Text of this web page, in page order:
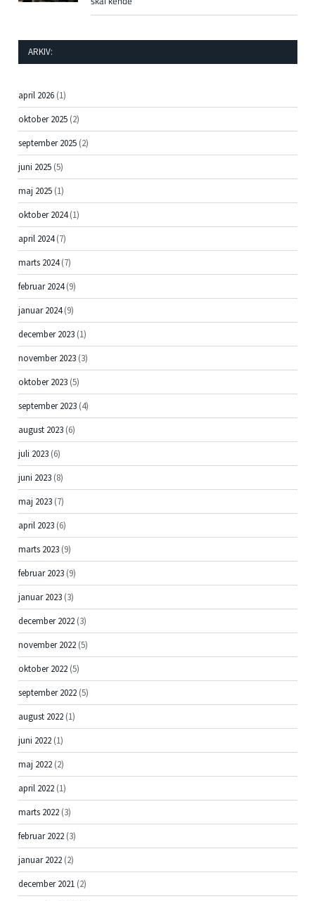
ARKIV:
april 2026 (1)
oktober 2025 (2)
september 2025 (2)
juni 2025 (5)
maj 2025 (1)
oktober 2024(1)
april 2024(7)
marts 2024(7)
februar 2024(9)
januar 2024(9)
december 2023 (1)
november 2023 (3)
oktober 2023 (5)
september 2023 (4)
august 2023 (6)
juli 2023 (6)
juni 2023 (8)
maj 2023 (7)
april 2023 (6)
marts 2023 (9)
februar 2023 (9)
januar 2023 (3)
december 2022 (3)
november 2022 (5)
oktober 2022 (5)
september 2022 (5)
august 2022 (1)
juni 2022 (1)
maj 2022 (2)
april 2022 (1)
marts 2022 (3)
februar 2022 (3)
januar 2022 (2)
december 2021 (2)